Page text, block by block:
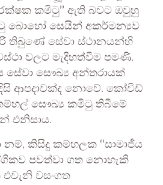
කමිටු’’ ඇති බවට ඔවුහු
බොහෝ සෙයින් අකර්මන්‍යව
තිබුණේ සේවා ස්ථානයන්හි
වලට මැදිහත්වීම පමණි.
සේවා සෞඛ්‍ය අන්තරායක්
ආපදාවක්ද නොවේ. කෝවිඩ්
සෞඛ්‍ය කමිටු තිබීමේ
එනිසාය.
නම්, කිසිදු කම්හලක ‘‘සාමාජීය
පවත්වා ගත නොහැකි
වසංගත